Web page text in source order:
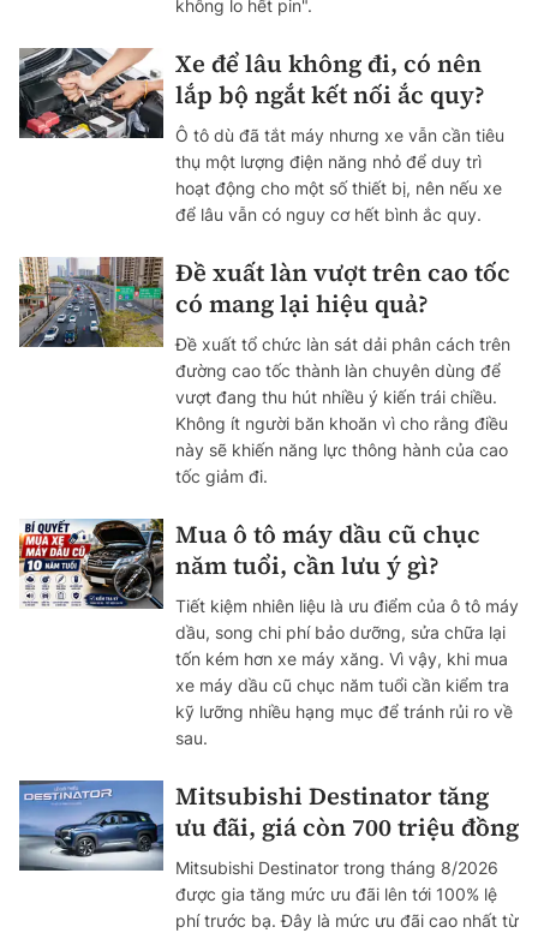
không lo hết pin".
Xe để lâu không đi, có nên
lắp bộ ngắt kết nối ắc quy?
Ô tô dù đã tắt máy nhưng xe vẫn cần tiêu
thụ một lượng điện năng nhỏ để duy trì
hoạt động cho một số thiết bị, nên nếu xe
để lâu vẫn có nguy cơ hết bình ắc quy.
Đề xuất làn vượt trên cao tốc
có mang lại hiệu quả?
Đề xuất tổ chức làn sát dải phân cách trên
đường cao tốc thành làn chuyên dùng để
vượt đang thu hút nhiều ý kiến trái chiều.
Không ít người băn khoăn vì cho rằng điều
này sẽ khiến năng lực thông hành của cao
tốc giảm đi.
Mua ô tô máy dầu cũ chục
năm tuổi, cần lưu ý gì?
Tiết kiệm nhiên liệu là ưu điểm của ô tô máy
dầu, song chi phí bảo dưỡng, sửa chữa lại
tốn kém hơn xe máy xăng. Vì vậy, khi mua
xe máy dầu cũ chục năm tuổi cần kiểm tra
kỹ lưỡng nhiều hạng mục để tránh rủi ro về
sau.
Mitsubishi Destinator tăng
ưu đãi, giá còn 700 triệu đồng
Mitsubishi Destinator trong tháng 8/2026
được gia tăng mức ưu đãi lên tới 100% lệ
phí trước bạ. Đây là mức ưu đãi cao nhất từ